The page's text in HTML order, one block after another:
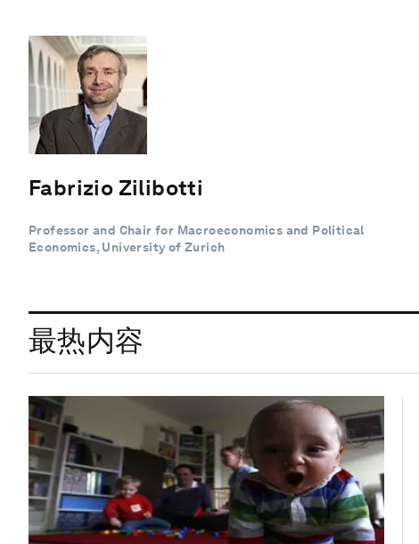
Fabrizio Zilibotti
Professor and Chair for Macroeconomics and Political
Economics, University of Zurich
最热内容